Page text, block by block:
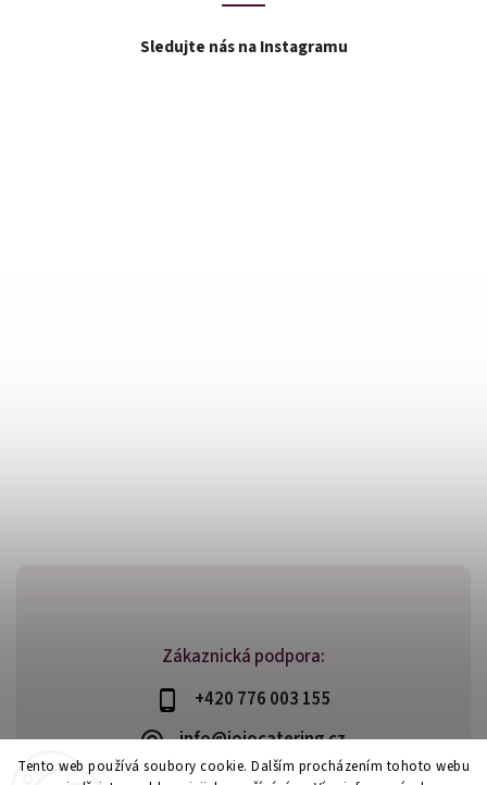
Tento web používá soubory cookie. Dalším procházením tohoto webu
Zákaznická podpora:
+420 776 003 155
info@jojocatering.cz
Sledujte nás na Instagramu